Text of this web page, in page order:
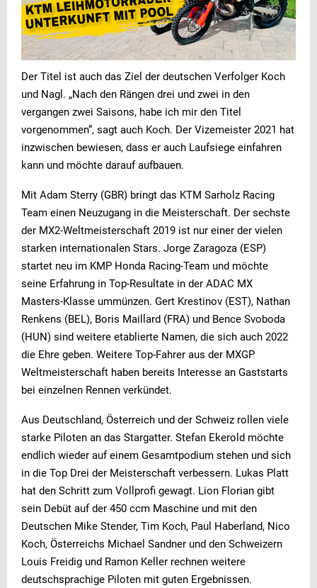
Der Titel ist auch das Ziel der deutschen Verfolger Koch
und Nagl. „Nach den Rängen drei und zwei in den
vergangen zwei Saisons, habe ich mir den Titel
vorgenommen“, sagt auch Koch. Der Vizemeister 2021 hat
inzwischen bewiesen, dass er auch Laufsiege einfahren
kann und möchte darauf aufbauen.
Mit Adam Sterry (GBR) bringt das KTM Sarholz Racing
Team einen Neuzugang in die Meisterschaft. Der sechste
der MX2-Weltmeisterschaft 2019 ist nur einer der vielen
starken internationalen Stars. Jorge Zaragoza (ESP)
startet neu im KMP Honda Racing-Team und möchte
seine Erfahrung in Top-Resultate in der ADAC MX
Masters-Klasse ummünzen. Gert Krestinov (EST), Nathan
Renkens (BEL), Boris Maillard (FRA) und Bence Svoboda
(HUN) sind weitere etablierte Namen, die sich auch 2022
die Ehre geben. Weitere Top-Fahrer aus der MXGP
Weltmeisterschaft haben bereits Interesse an Gaststarts
bei einzelnen Rennen verkündet.
Aus Deutschland, Österreich und der Schweiz rollen viele
starke Piloten an das Stargatter. Stefan Ekerold möchte
endlich wieder auf einem Gesamtpodium stehen und sich
in die Top Drei der Meisterschaft verbessern. Lukas Platt
hat den Schritt zum Vollprofi gewagt. Lion Florian gibt
sein Debüt auf der 450 ccm Maschine und mit den
Deutschen Mike Stender, Tim Koch, Paul Haberland, Nico
Koch, Österreichs Michael Sandner und den Schweizern
Louis Freidig und Ramon Keller rechnen weitere
deutschsprachige Piloten mit guten Ergebnissen.